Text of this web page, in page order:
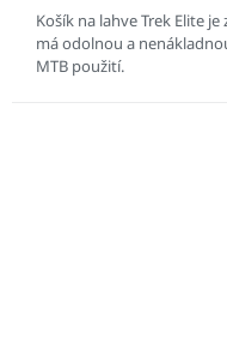
Košík na lahve Trek Elite
má odolnou a
MTB použití.